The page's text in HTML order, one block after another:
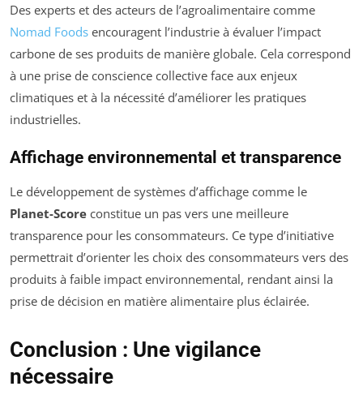
Des experts et des acteurs de l’agroalimentaire comme
Nomad Foods encouragent l’industrie à évaluer l’impact
carbone de ses produits de manière globale. Cela correspond
à une prise de conscience collective face aux enjeux
climatiques et à la nécessité d’améliorer les pratiques
industrielles.
Affichage environnemental et transparence
Le développement de systèmes d’affichage comme le
Planet-Score constitue un pas vers une meilleure
transparence pour les consommateurs. Ce type d’initiative
permettrait d’orienter les choix des consommateurs vers des
produits à faible impact environnemental, rendant ainsi la
prise de décision en matière alimentaire plus éclairée.
Conclusion : Une vigilance
nécessaire